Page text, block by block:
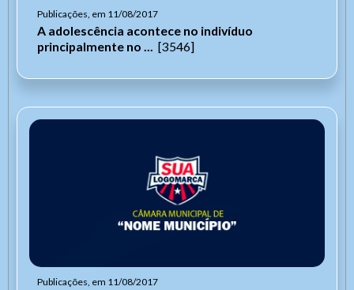
Publicações, em 11/08/2017
A adolescência acontece no indivíduo
principalmente no ... [3546]
Publicações, em 11/08/2017